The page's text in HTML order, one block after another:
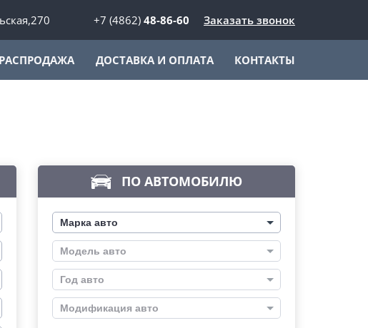
+7 (4862) 48-86-60 Заказать звонок
РАСПРОДАЖА ДОСТАВКА И ОПЛАТА КОНТАКТЫ
ПО АВТОМОБИЛЮ
Марка авто
Модель авто
Год авто
Модификация авто